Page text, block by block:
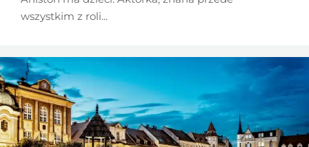
wszystkim z roli...